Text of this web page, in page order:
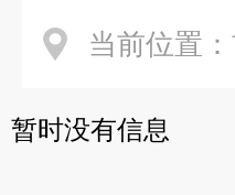
当前位置：
暂时没有信息